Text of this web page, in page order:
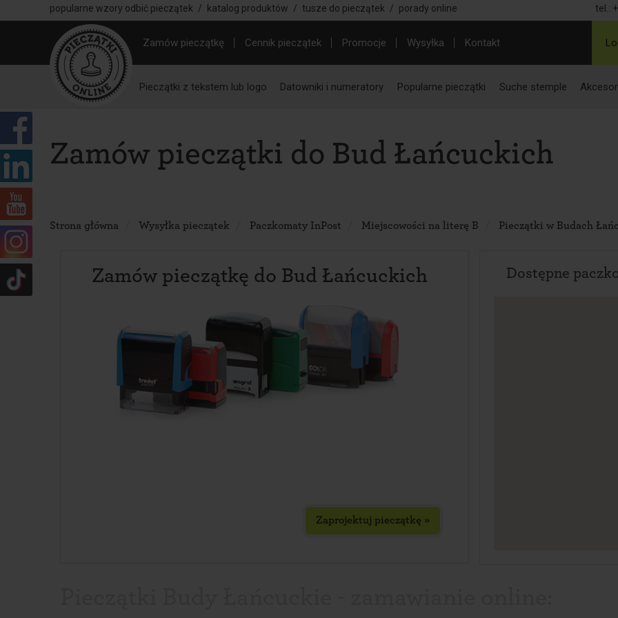
popularne wzory odbić pieczątek / katalog produktów / tusze do pieczątek / porady online tel.:
Zamów pieczątkę Cennik pieczątek Promocje Wysyłka Kontakt
Pieczątki z tekstem lub logo Datowniki i numeratory Popularne pieczątki Suche stemple
Zamów pieczątki do Bud Łańcuckich
Strona główna Wysyłka pieczątek Paczkomaty InPost Miejscowości na literę B Pieczątki w Budach
Zamów pieczątkę do Bud Łańcuckich
Zaprojektuj pieczątkę »
Dostępne